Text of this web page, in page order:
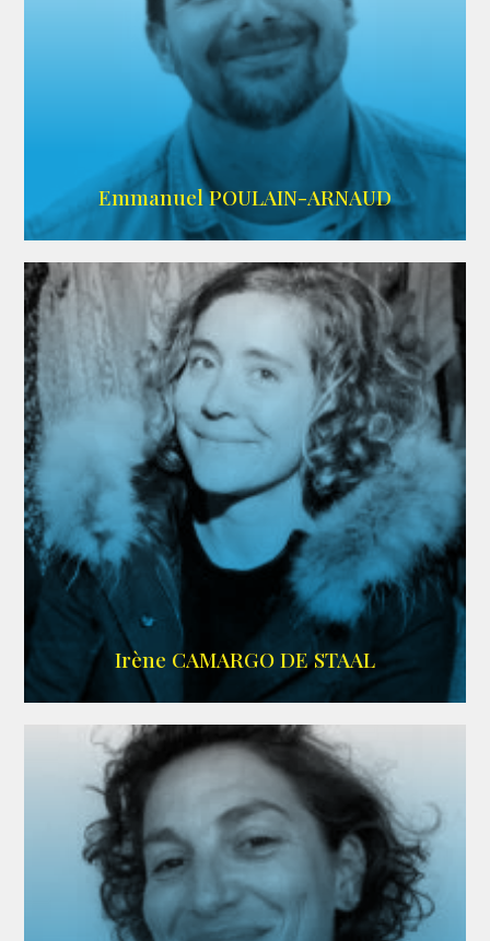
AGENCE SINGULARIST
Emmanuel POULAIN-ARNAUD
ALLOCINE
Irène CAMARGO DE STAAL